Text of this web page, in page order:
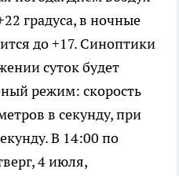
градуса, в ночные
до +17. Синоптики
суток будет
режим: скорость
в секунду, при
В 14:00 по
4 июля,